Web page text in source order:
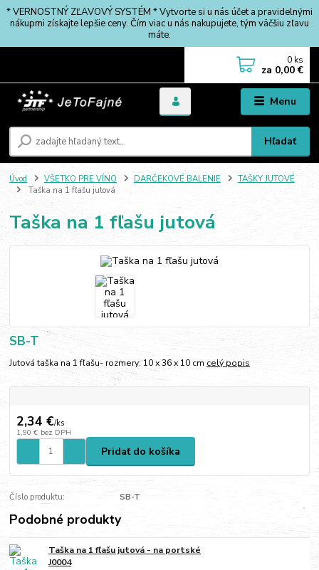
* VERNOSTNÝ ZĽAVOVÝ SYSTÉM * Vytvorte si u nás účet a pravidelnými
nákupmi získajte lepšie ceny. Čím viac u nás nakupujete, tým väčšiu zľavu
máte.
Menu
Hľadať
0 ks
za 0,00 €
Úvod VŠETKO PRE VÍNO DARČEKOVÉ BALENIE
TAŠKY JUTOVÉ
Taška na 1 fľašu jutová
Taška na 1 fľašu jutová
SB-T
Jutová taška na 1 fľašu- rozmery: 10 x 36 x 10 cm celý popis
2,34 €/ks
1,90 € bez DPH
Pridať do košíka
Číslo produktu: SB-T
Podobné produkty
Taška na 1 fľašu jutová - na portské
J0004